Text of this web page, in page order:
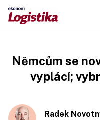
Němcům se
vyplácí;
Radek